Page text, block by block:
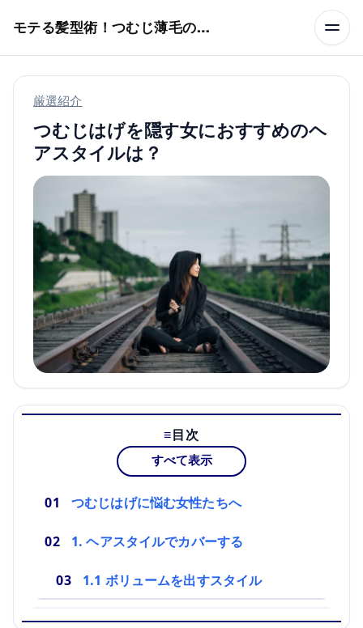
モテる髪型術！つむじ薄毛の隠し方
厳選紹介
つむじはげを隠す女におすすめのヘ
アスタイルは？
目次
すべて表示
つむじはげに悩む女性たちへ
1. ヘアスタイルでカバーする
1.1 ボリュームを出すスタイル